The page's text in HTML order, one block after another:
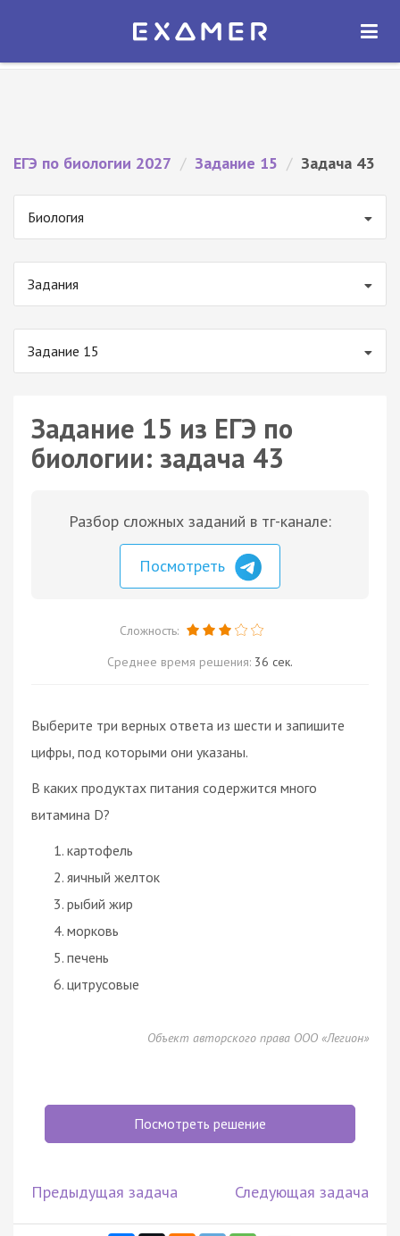
Экзамер — ЕГЭ 2027
ОТКРЫТЬ
ЕГЭ по биологии 2027 / Задание 15 / Задача 43
Биология
Задания
Задание 15
Задание 15 из ЕГЭ по
биологии: задача 43
Разбор сложных заданий в тг-канале:
Посмотреть
Сложность:
Среднее время решения: 36 сек.
Выберите три верных ответа из шести и запишите
цифры, под которыми они указаны.
В каких продуктах питания содержится много
витамина D?
картофель
яичный желток
рыбий жир
морковь
печень
цитрусовые
Объект авторского права ООО «Легион»
Посмотреть решение
Предыдущая задача Следующая задача